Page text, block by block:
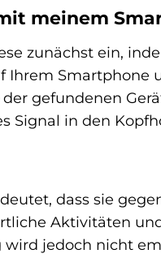
meinem
zunächst ein,
Smartphone
gefundenen
Signal in den
dass sie
Aktivitäten
wird jedoch nicht